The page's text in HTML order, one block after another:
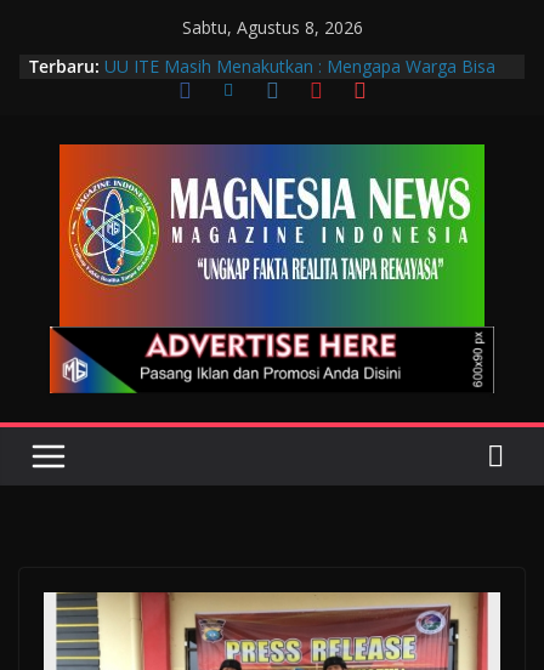
Sabtu, Agustus 8, 2026
Terbaru: UU ITE Masih Menakutkan : Mengapa Warga Bisa
Dipidana Hanya karena Bicara?
Momentum Penguatan Profesi dan Transformasi
Digital
Wakil Wali Kota Bandung Hadiri Muscab VIII PTGMI
Kota Bandung, Dorong Penguatan Kompetensi
Terapis Gigi dan Mulut
Langkah Awal Deteksi Dini Penyakit, Kenali Peran
Tenaga Teknologi Laboratorium Medik
Sebenarnya Sedang Melindungi Siapa?